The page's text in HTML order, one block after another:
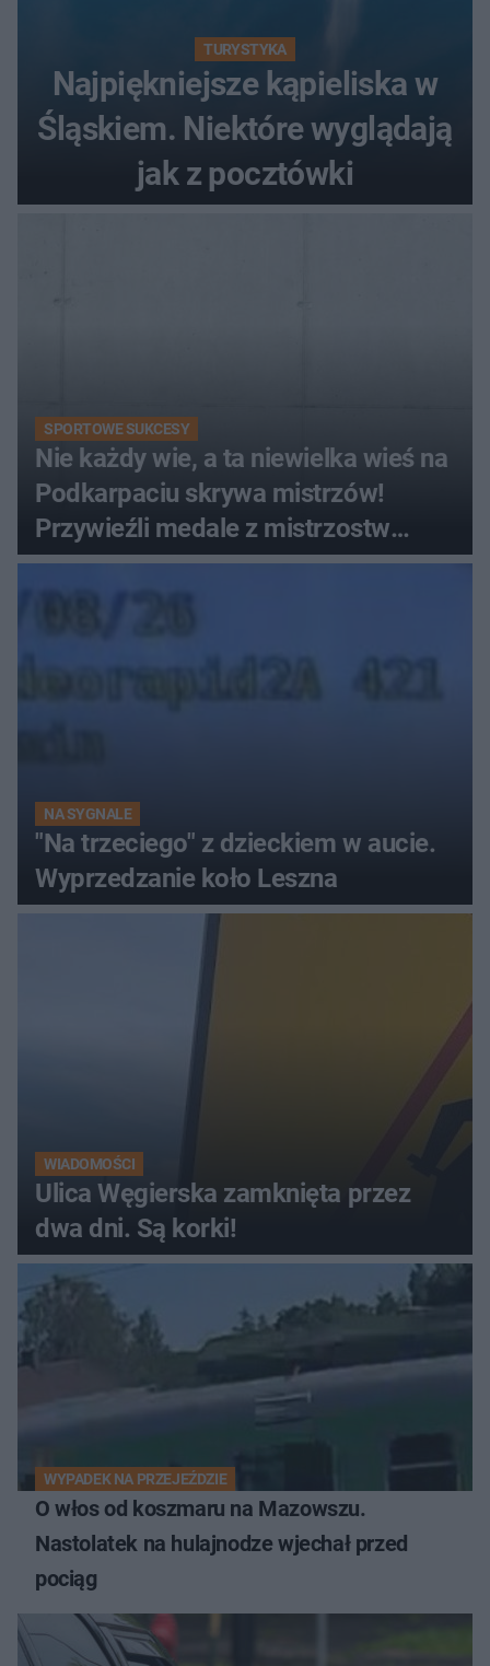
TURYSTYKA
Najpiękniejsze kąpieliska w
Śląskiem. Niektóre wyglądają
jak z pocztówki
SPORTOWE SUKCESY
Nie każdy wie, a ta niewielka wieś na
Podkarpaciu skrywa mistrzów!
Przywieźli medale z mistrzostw
Europy
NA SYGNALE
"Na trzeciego" z dzieckiem w aucie.
Wyprzedzanie koło Leszna
WIADOMOŚCI
Ulica Węgierska zamknięta przez
dwa dni. Są korki!
WYPADEK NA PRZEJEŹDZIE
O włos od koszmaru na Mazowszu.
Nastolatek na hulajnodze wjechał przed
pociąg